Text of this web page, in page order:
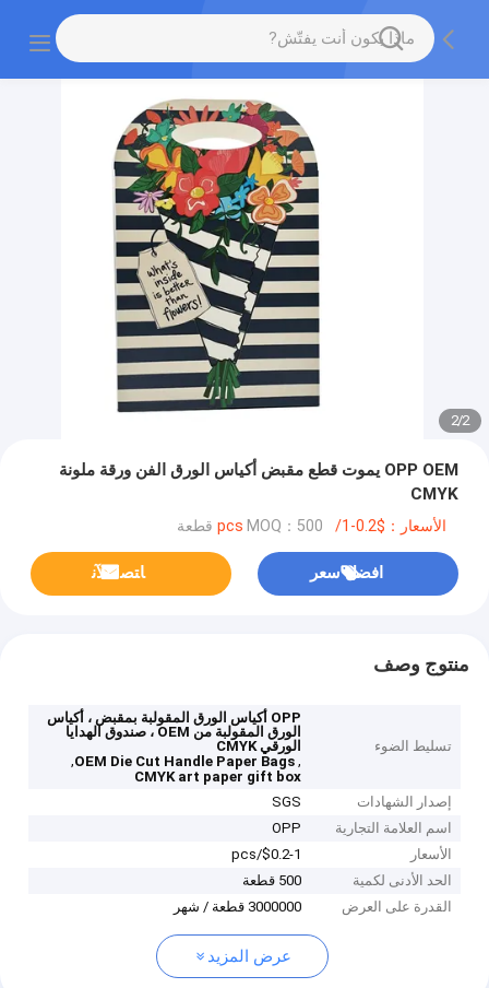
2
/
2
OPP OEM يموت قطع مقبض أكياس الورق الفن ورقة ملونة
CMYK
الأسعار：$0.2-1/pcs MOQ：500 قطعة
افضل سعر ﺎﺘﺼﻟ ﺍﻶﻧ
منتوج وصف
تسليط الضوء
OPP أكياس الورق المقولبة بمقبض ، أكياس
الورق المقولبة من OEM ، صندوق الهدايا
الورقي CMYK
,
OEM Die Cut Handle Paper Bags
,
CMYK art paper gift box
إصدار الشهادات
SGS
اسم العلامة التجارية
OPP
الأسعار
$0.2-1/pcs
الحد الأدنى لكمية
500 قطعة
القدرة على العرض
3000000 قطعة / شهر
عرض المزيد